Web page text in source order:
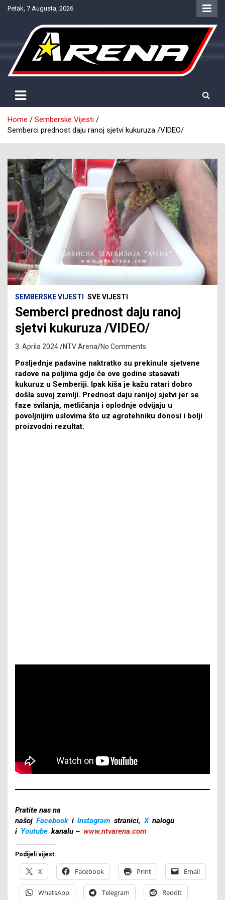
SkipPetak, 7 Augusta, 2026
NTV Arena
Home
Semberske Vijesti
Semberci prednost daju ranoj sjetvi kukuruza /VIDEO/
SEMBERSKE VIJESTI SVE VIJESTI
Semberci prednost daju ranoj
sjetvi kukuruza /VIDEO/
3. Aprila 2024. NTV Arena No Comments
Posljednje padavine naktratko su prekinule sjetvene
radove na poljima gdje će ove godine stasavati
kukuruz u Semberiji. Ipak kiša je kažu ratari dobro
došla suvoj zemlji. Prednost daju ranijoj sjetvi jer se
faze svilanja, metličanja i oplodnje odvijaju u
povoljnijim uslovima što uz agrotehniku donosi i bolji
proizvodni rezultat.
Pratite nas na
našoj Facebook i Instagram stranici, X nalogu
i Youtube kanalu – www.ntvarena.com
Podijeli vijest:
X Facebook Print Email
WhatsApp Telegram Reddit